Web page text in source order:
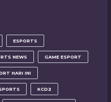
ESPORTS
NEWS GAME ESPORT
HARI INI
KCD2